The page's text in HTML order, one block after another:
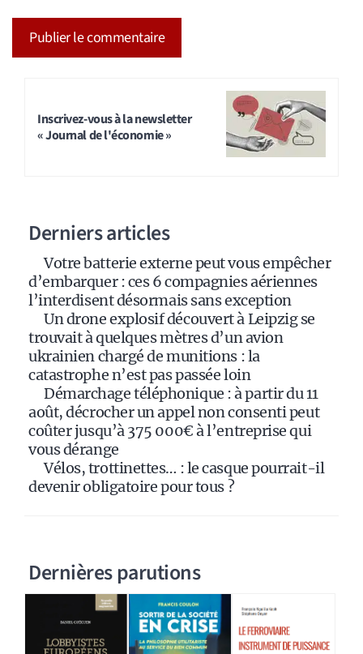
Inscrivez-vous à la newsletter
« Journal de l'économie »
Derniers articles
Votre batterie externe peut vous empêcher
d’embarquer : ces 6 compagnies aériennes
l’interdisent désormais sans exception
Un drone explosif découvert à Leipzig se
trouvait à quelques mètres d’un avion
ukrainien chargé de munitions : la
catastrophe n’est pas passée loin
Démarchage téléphonique : à partir du 11
août, décrocher un appel non consenti peut
coûter jusqu’à 375 000€ à l’entreprise qui
vous dérange
Vélos, trottinettes… : le casque pourrait-il
devenir obligatoire pour tous ?
Dernières parutions